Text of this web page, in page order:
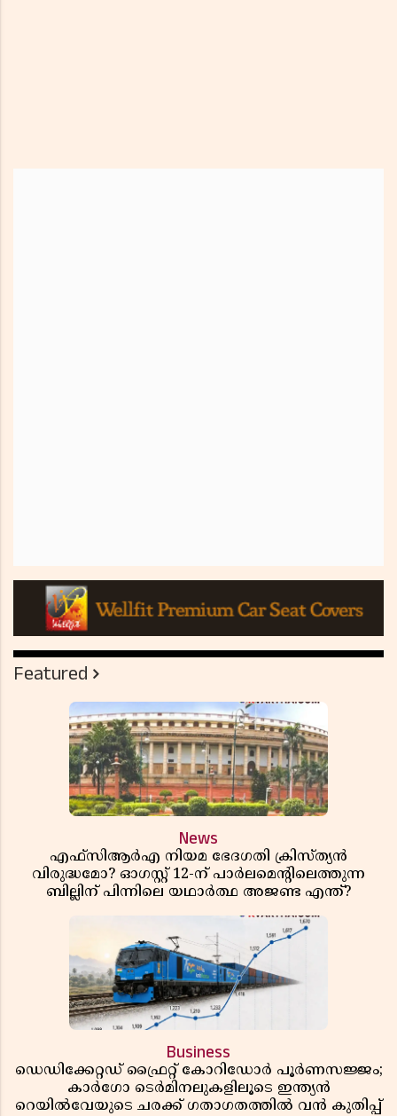
Featured
News
എഫ്സിആർഎ നിയമ ഭേദഗതി ക്രിസ്ത്യൻ
വിരുദ്ധമോ? ഓഗസ്റ്റ് 12-ന് പാർലമെന്റിലെത്തുന്ന
ബില്ലിന് പിന്നിലെ യഥാർത്ഥ അജണ്ട എന്ത്?
Business
ഡെഡിക്കേറ്റഡ് ഫ്രൈറ്റ് കോറിഡോർ പൂർണസജ്ജം;
കാർഗോ ടെർമിനലുകളിലൂടെ ഇന്ത്യൻ
റെയിൽവേയുടെ ചരക്ക് ഗതാഗതത്തിൽ വൻ കുതിപ്പ്